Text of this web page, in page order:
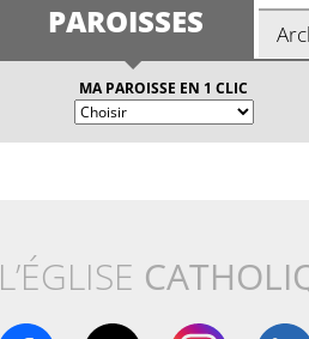
PAROISSES
MA PAROISSE EN 1 CLIC
L’ÉGLISE